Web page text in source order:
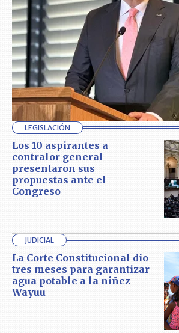
LEGISLACIÓN
Los 10 aspirantes a
contralor general
presentaron sus
propuestas ante el
Congreso
JUDICIAL
La Corte Constitucional dio
tres meses para garantizar
agua potable a la niñez
Wayuu